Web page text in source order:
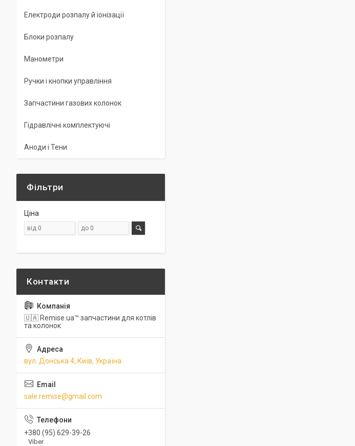
Електроди розпалу й іонізації
Блоки розпалу
Манометри
Ручки і кнопки управління
Запчастини газових колонок
Гідравлічні комплектуючі
Аноди і Тени
Фільтри
Ціна
🇺🇦 Remise.ua™ запчастини для котлів
та колонок
вул. Донська 4, Київ, Україна
sale.remise@gmail.com
+380 (95) 629-39-26
Viber